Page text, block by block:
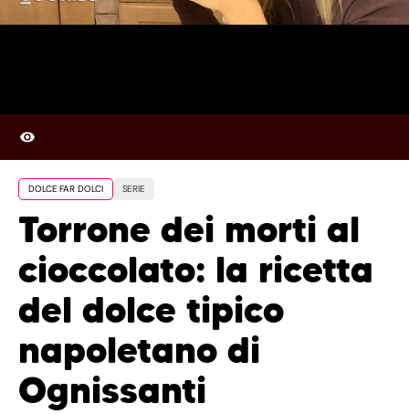
DOLCE FAR DOLCI SERIE
Torrone dei morti al
cioccolato: la ricetta
del dolce tipico
napoletano di
Ognissanti